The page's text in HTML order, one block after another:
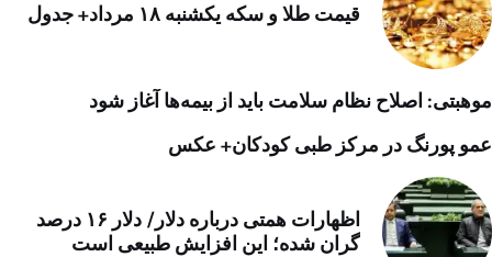
قیمت طلا و سکه یکشنبه ۱۸ مرداد+ جدول
موهبتی: اصلاح نظام سلامت باید از بیمه‌ها آغاز شود
عمو پورنگ در مرکز طبی کودکان+ عکس
اظهارات همتی درباره دلار/ دلار ۱۶ درصد
گران شده؛ این افزایش طبیعی است